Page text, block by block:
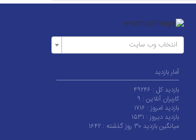
انتخاب وب سایت
آمار بازدید
بازدید کل : ۴۹۲۴۶
کاربران آنلاین : ۹
بازدید امروز : ۱۷۱۶
بازدید دیروز : ۱۵۳۱
میانگین بازدید ۳۰ روز گذشته :
۱۶۴۲